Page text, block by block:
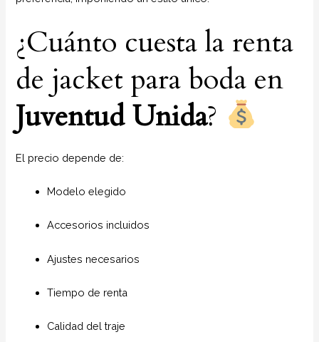
¿Cuánto cuesta la renta
de jacket para boda en
Juventud Unida?
El precio depende de:
Modelo elegido
Accesorios incluidos
Ajustes necesarios
Tiempo de renta
Calidad del traje